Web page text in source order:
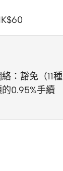
：豁免（11種
0.95%手續